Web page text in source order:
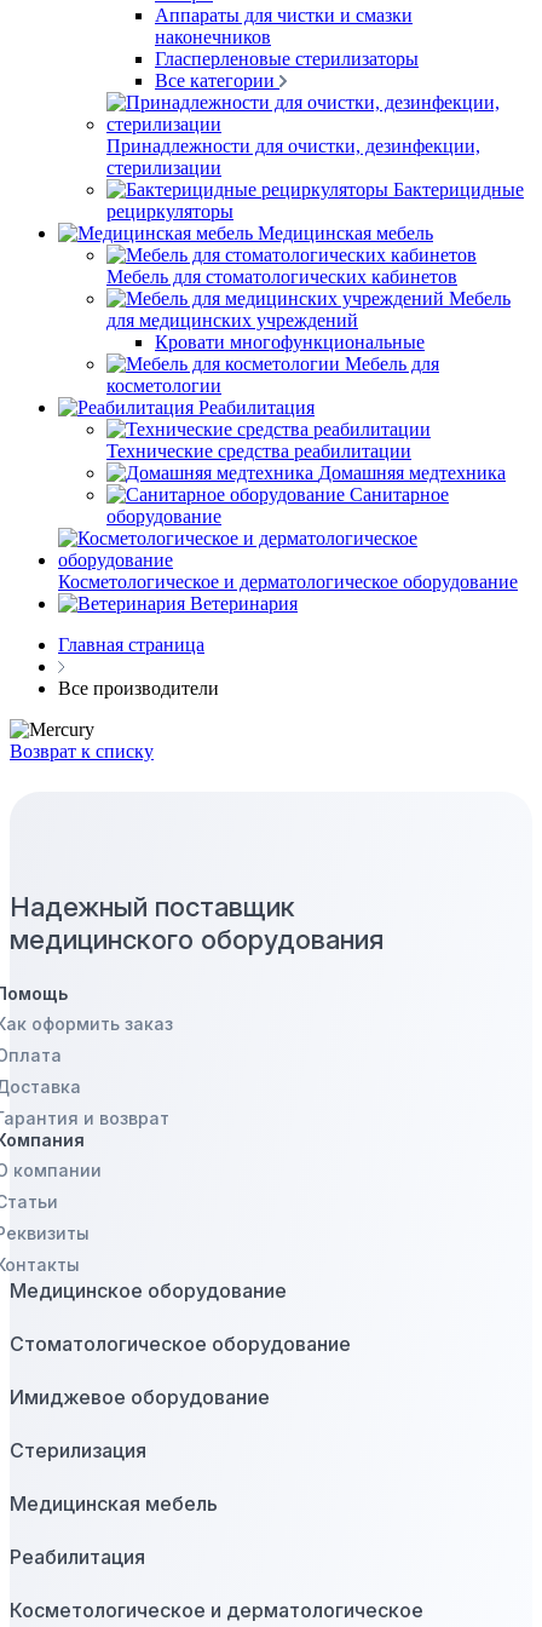
Аппараты для чистки и смазки
наконечников
Гласперленовые стерилизаторы
Все категории
Принадлежности для очистки, дезинфекции,
стерилизации
Бактерицидные
рециркуляторы
Медицинская мебель
Мебель для стоматологических кабинетов
Мебель
для медицинских учреждений
Кровати многофункциональные
Мебель для
косметологии
Реабилитация
Технические средства реабилитации
Домашняя медтехника
Санитарное
оборудование
Косметологическое и дерматологическое оборудование
Ветеринария
Главная страница
Все производители
Возврат к списку
Надежный поставщик
медицинского оборудования
оформить заказ
и возврат
компании
Медицинское оборудование
Стоматологическое оборудование
Имиджевое оборудование
Стерилизация
Медицинская мебель
Реабилитация
Косметологическое и дерматологическое